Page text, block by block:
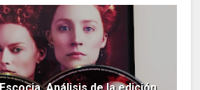
Análisis de la edición